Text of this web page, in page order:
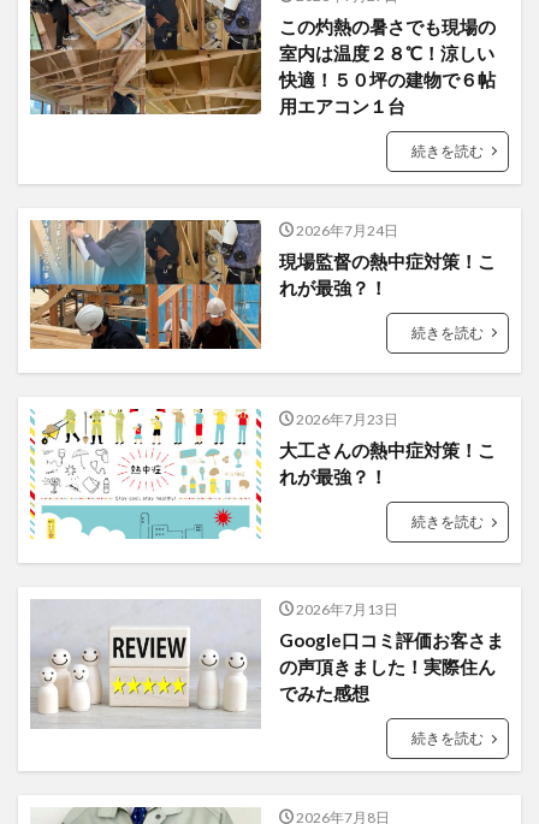
この灼熱の暑さでも現場の
室内は温度２８℃！涼しい
快適！５０坪の建物で６帖
用エアコン１台
続きを読む
2026年7月24日
現場監督の熱中症対策！こ
れが最強？！
続きを読む
2026年7月23日
大工さんの熱中症対策！こ
れが最強？！
続きを読む
2026年7月13日
Google口コミ評価お客さま
の声頂きました！実際住ん
でみた感想
続きを読む
2026年7月8日